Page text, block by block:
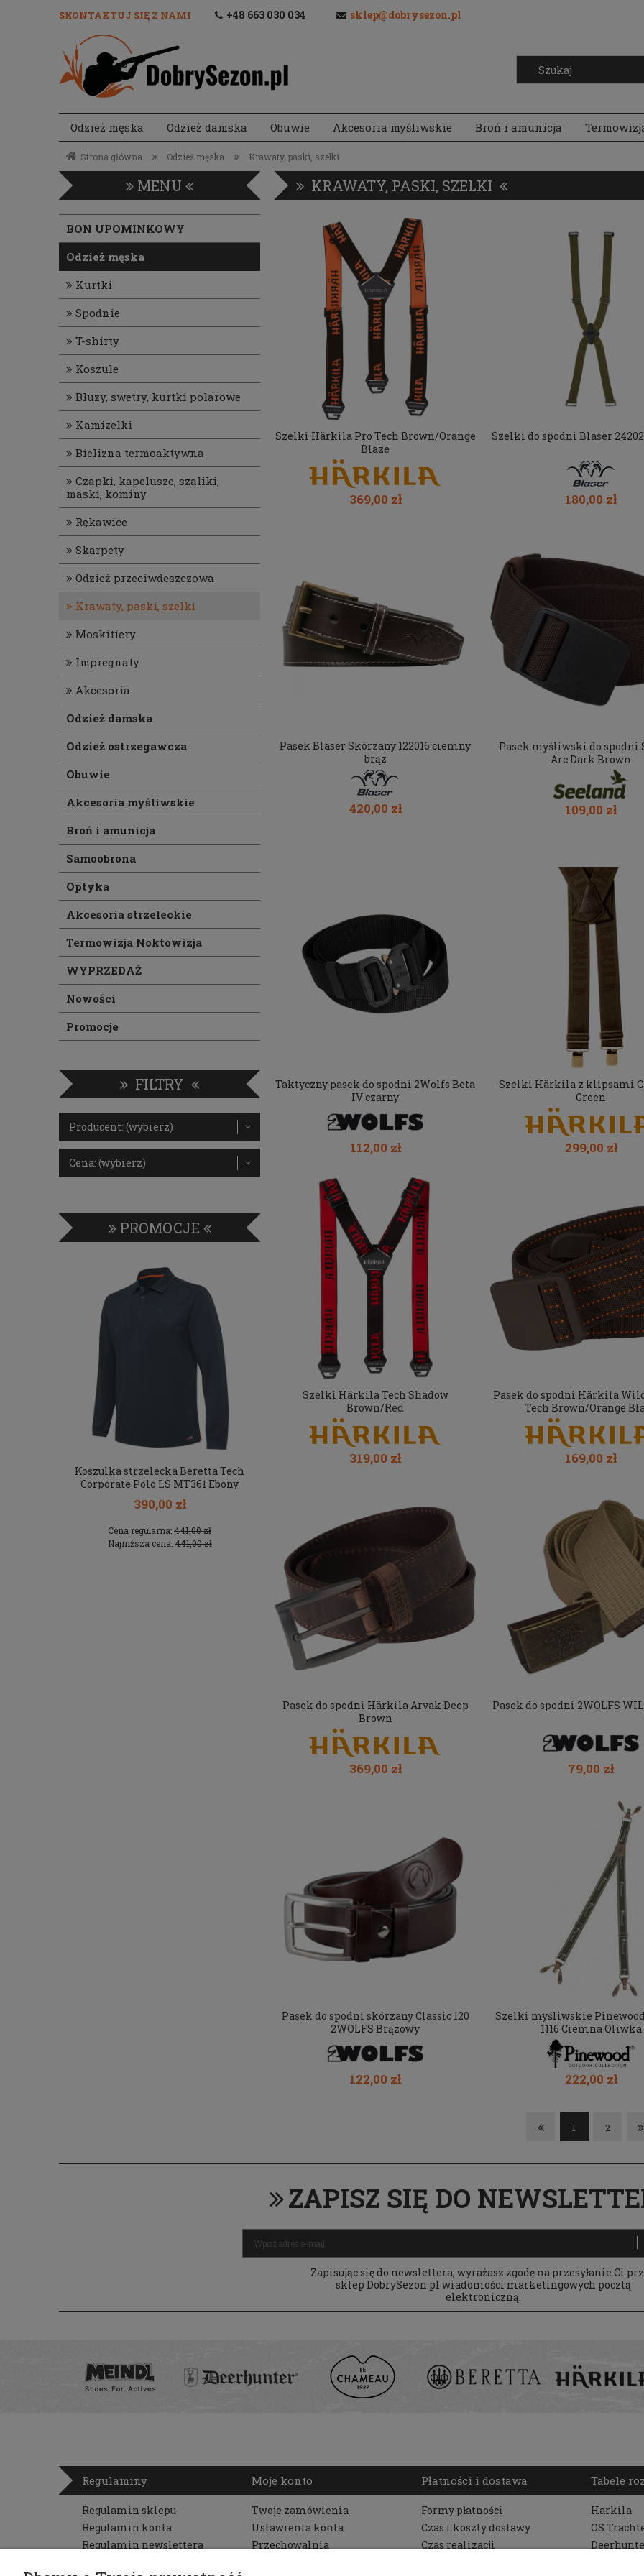
SKONTAKTUJ SIĘ Z NAMI +48 663 030 034 sklep@dobrysezon.pl
Odzież męska Odzież damska Obuwie Akcesoria myśliwskie Broń i amunicja
Akcesoria strzeleckie
Strona główna » Odzież męska » Krawaty, paski, szelki
MENU
BON UPOMINKOWY
Odzież męska
Kurtki
Spodnie
T-shirty
Koszule
Bluzy, swetry, kurtki polarowe
Kamizelki
Bielizna termoaktywna
Czapki, kapelusze, szaliki,
maski, kominy
Rękawice
Skarpety
Odzież przeciwdeszczowa
Krawaty, paski, szelki
Moskitiery
Impregnaty
Akcesoria
Odzież damska
Odzież ostrzegawcza
Obuwie
Akcesoria myśliwskie
Broń i amunicja
Samoobrona
Optyka
Akcesoria strzeleckie
Termowizja Noktowizja
WYPRZEDAŻ
Nowości
Promocje
FILTRY
Producent: (wybierz)
Cena: (wybierz)
PROMOCJE
Koszulka strzelecka Beretta Tech
Corporate Polo LS MT361 Ebony
390,00 zł
Cena regularna:441,00 zł
Najniższa cena:441,00 zł
Cena regularna:
Najniższa cena:
Cena regularna:252,00 zł
Najniższa cena:252,00 zł
KRAWATY, PASKI, SZELKI
Szelki Härkila Pro Tech Brown/Orange
Blaze
369,00 zł
Szelki do spodni Blaser
180,00 zł
Pasek Blaser Skórzany 122016 ciemny
brąz
420,00 zł
Pasek myśliwski do spodni
Arc Dark Brown
109,00 zł
Taktyczny pasek do spodni 2Wolfs Beta
IV czarny
112,00 zł
Szelki Härkila z klipsami
Green
299,00 zł
Szelki Härkila Tech Shadow
Brown/Red
319,00 zł
Pasek do spodni Härkila
Tech Brown/Orange
169,00 zł
Pasek do spodni Härkila Arvak Deep
Brown
369,00 zł
Pasek do spodni 2WOLFS
79,00 zł
Pasek do spodni skórzany Classic 120
2WOLFS Brązowy
122,00 zł
Szelki myśliwskie Pinewood
1116 Ciemna Oliwka
222,00 zł
1 2
ZAPISZ SIĘ DO
Zapisując się do newslettera, wyrażasz zgodę na przesyłanie Ci
sklep DobrySezon.pl wiadomości marketingowych pocztą
elektroniczną.
Regulaminy
Regulamin sklepu
Regulamin konta
Regulamin newslettera
Moje konto
Twoje zamówienia
Ustawienia konta
Przechowalnia
Płatności i dostawa
Formy płatności
Czas i koszty dostawy
Czas realizacji
Tabele
Harkila
OS